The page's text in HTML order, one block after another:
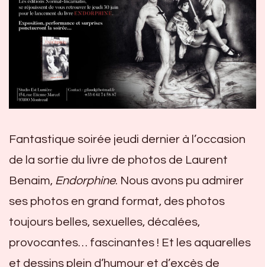
Fantastique soirée jeudi dernier à l’occasion
de la sortie du livre de photos de Laurent
Benaim, Endorphine. Nous avons pu admirer
ses photos en grand format, des photos
toujours belles, sexuelles, décalées,
provocantes… fascinantes ! Et les aquarelles
et dessins plein d’humour et d’excès de